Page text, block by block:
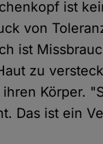
ist
von
ist
zu
Körper.
Das ist ein